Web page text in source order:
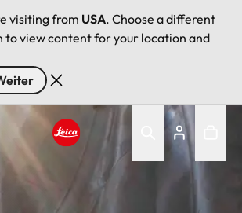
visiting from USA. Choose a different
to view content for your location and
Leica logo - Home